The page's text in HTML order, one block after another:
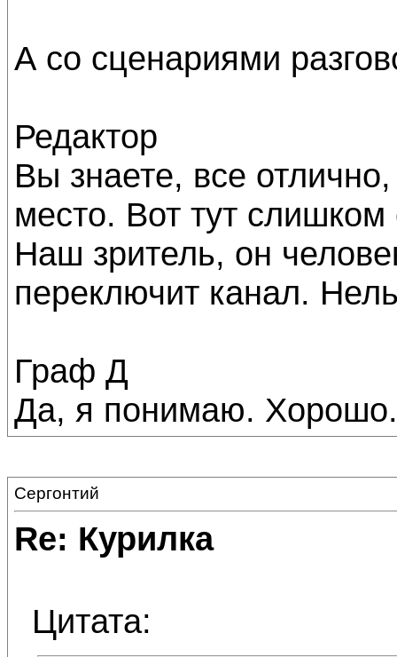
А со сценариями
Редактор
Вы знаете, все
место. Вот тут
Наш зритель, он
переключит канал.
Граф Д
Да, я понимаю. Хорошо.
Сергонтий
Re: Курилка
Цитата: